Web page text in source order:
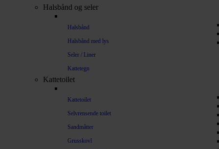
Halsbånd og seler
Halsbånd
Halsbånd med lys
Seler / Liner
Kattetegn
Kattetoilet
Kattetoilet
Selvrensende toilet
Sandmåtter
Grusskovl